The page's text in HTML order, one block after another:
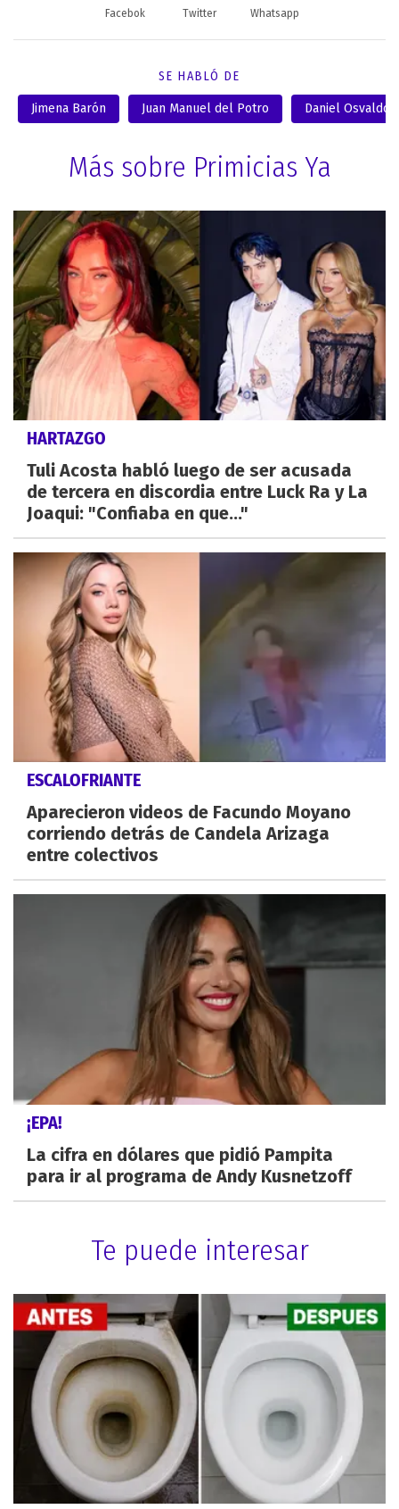
Facebok Twitter Whatsapp
SE HABLÓ DE
Jimena Barón Juan Manuel del Potro Daniel Osvaldo
Más sobre Primicias Ya
HARTAZGO
Tuli Acosta habló luego de ser acusada
de tercera en discordia entre Luck Ra y La
Joaqui: "Confiaba en que..."
ESCALOFRIANTE
Aparecieron videos de Facundo Moyano
corriendo detrás de Candela Arizaga
entre colectivos
¡EPA!
La cifra en dólares que pidió Pampita
para ir al programa de Andy Kusnetzoff
Te puede interesar